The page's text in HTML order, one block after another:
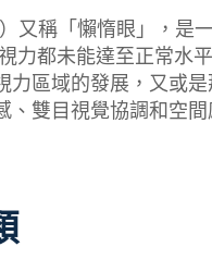
又稱「懶惰眼」，是
力都未能達至正常水
力區域的發展，又或
、雙目視覺協調和空